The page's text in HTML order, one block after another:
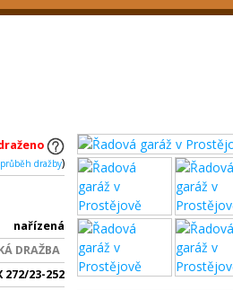
dražby)
nařízená
DRAŽBA
272/23-252